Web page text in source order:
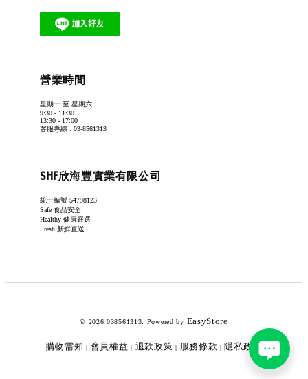
營業時間
星期一 至 星期六
9:30 - 11:30
13:30 - 17:00
客服專線 : 03-8561313
SHF欣海豐實業有限公司
統一編號 54798123
Safe 食品安全
Healthy 健康嚴選
Fresh 新鮮直送
© 2026 038561313. Powered by EasyStore
購物需知 | 會員權益 | 退款政策 | 服務條款 | 隱私政策